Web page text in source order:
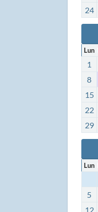
24
Lun
1
8
15
22
29
Lun
5
12